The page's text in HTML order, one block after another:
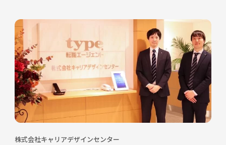
株式会社キャリアデザインセンター